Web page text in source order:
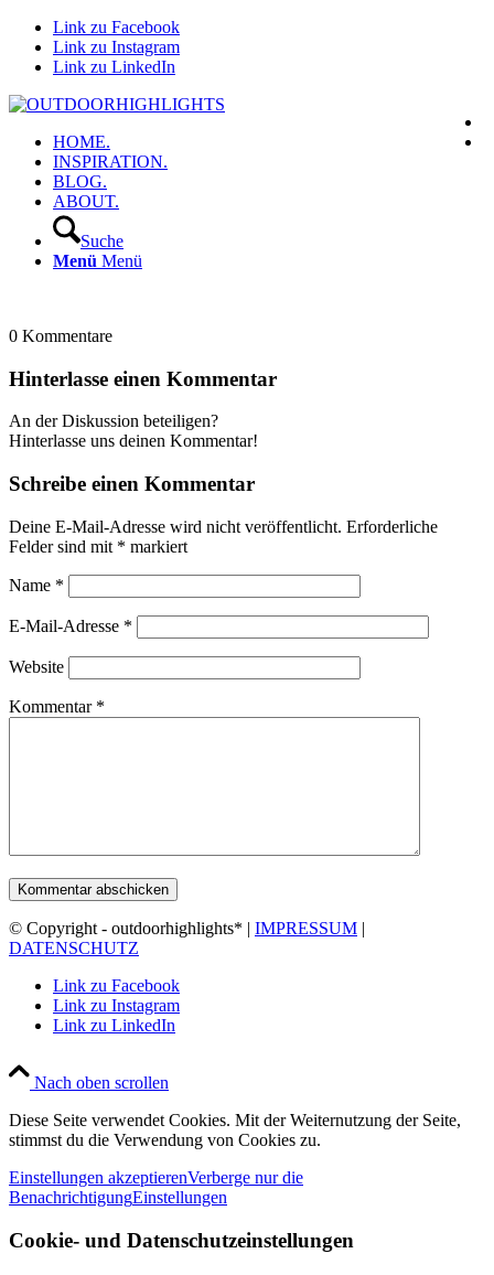
Link zu Facebook
Link zu Instagram
Link zu LinkedIn
HOME.
INSPIRATION.
BLOG.
ABOUT.
Suche
Menü Menü
0 Kommentare
Hinterlasse einen Kommentar
An der Diskussion beteiligen?
Hinterlasse uns deinen Kommentar!
Schreibe einen Kommentar
Deine E-Mail-Adresse wird nicht veröffentlicht. Erforderliche
Felder sind mit * markiert
Name *
E-Mail-Adresse *
Website
Kommentar *
© Copyright - outdoorhighlights* | IMPRESSUM |
DATENSCHUTZ
Link zu Facebook
Link zu Instagram
Link zu LinkedIn
Nach oben scrollen
Diese Seite verwendet Cookies. Mit der Weiternutzung der Seite,
stimmst du die Verwendung von Cookies zu.
Einstellungen akzeptierenVerberge nur die
BenachrichtigungEinstellungen
Cookie- und Datenschutzeinstellungen